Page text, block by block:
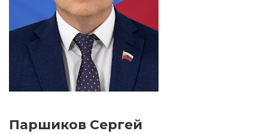
Паршиков Сергей